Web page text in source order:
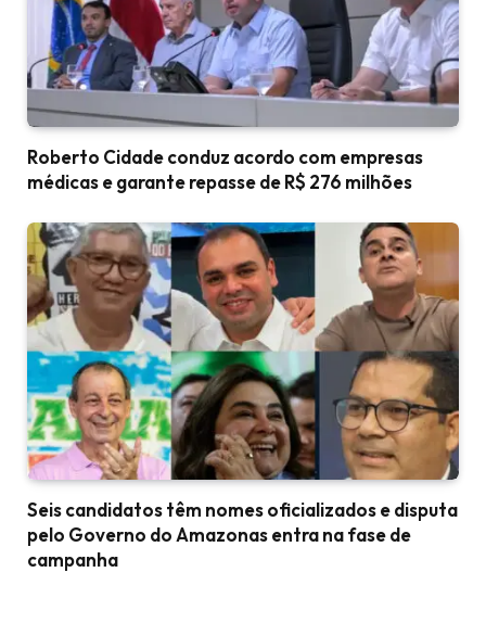
Roberto Cidade conduz acordo com empresas
médicas e garante repasse de R$ 276 milhões
Seis candidatos têm nomes oficializados e disputa
pelo Governo do Amazonas entra na fase de
campanha